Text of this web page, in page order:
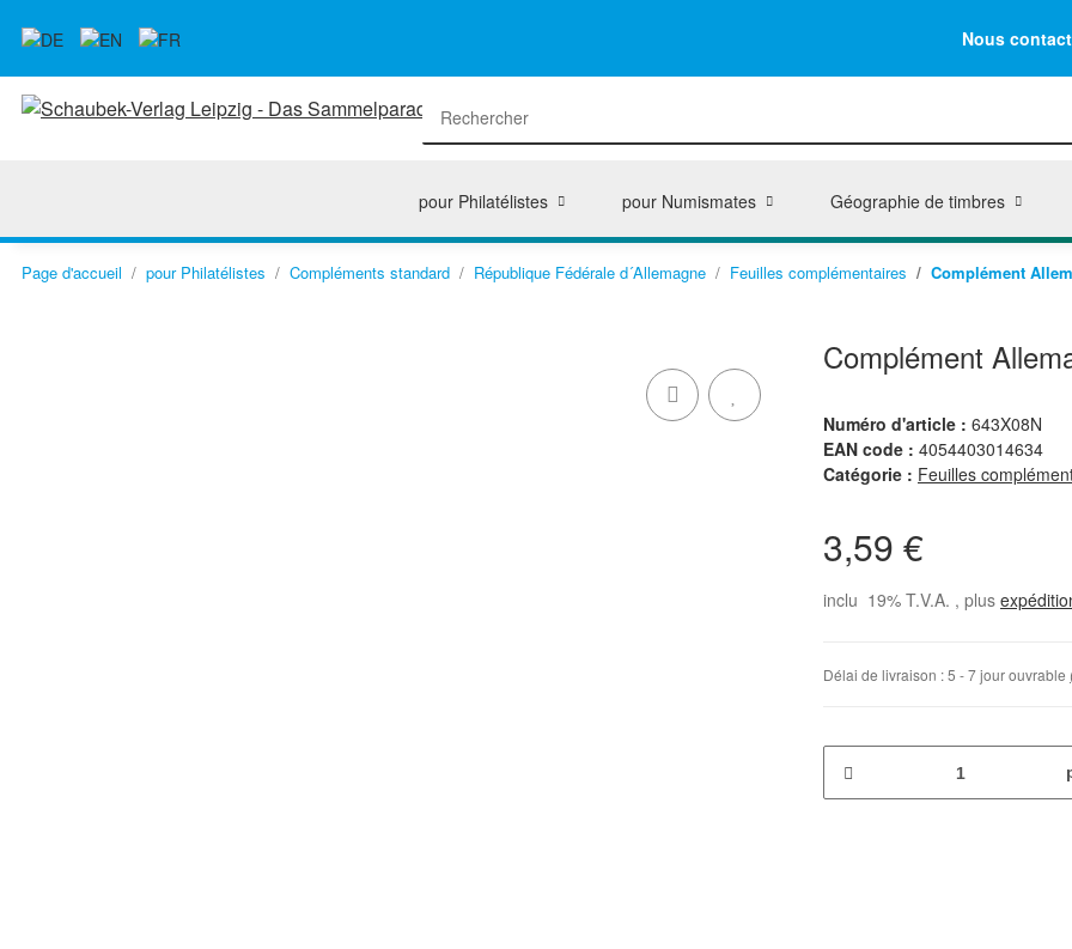
Nous
pour Philatélistes pour Numismates Géographie de timbres
Page d'accueil pour Philatélistes Compléments standard République Fédérale d´Allemagne Feuilles complémentaires Complément
Complément
Numéro d'article : 643X08N
EAN code : 4054403014634
Catégorie : Feuilles
3,59 €
inclu 19% T.V.A. , plus
Délai de livraison :5 - 7 jour ouvrable